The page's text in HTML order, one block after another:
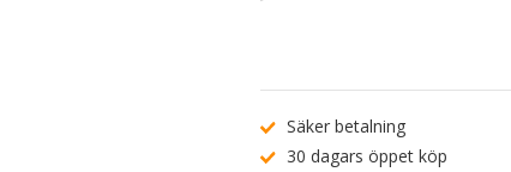
Axelvikt fram: 1100 Kg
Den här coiloversatsen
Säker betalning
30 dagars öppet köp